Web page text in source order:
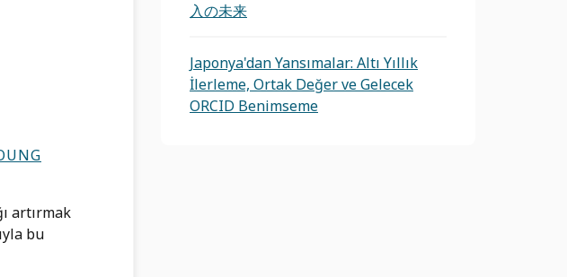
artırmak
bu
入の未来
Japonya'dan Yansımalar: Altı Yıllık
İlerleme, Ortak Değer ve Gelecek
ORCID Benimseme